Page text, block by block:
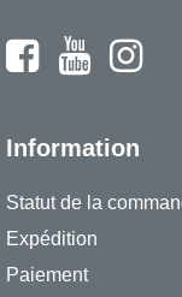
Information
Statut de la
Expédition
Paiement